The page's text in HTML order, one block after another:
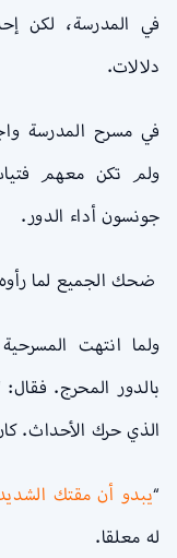
في المدرسة، لكن
دلالات.
في مسرح المدرسة
ولم تكن معهم
جونسون أداء الدور.
ضحك الجميع لما
ولما انتهت
بالدور المحرج. فقال:
الذي حرك الأحداث.
“يبدو أن مقتك
له معلقا.